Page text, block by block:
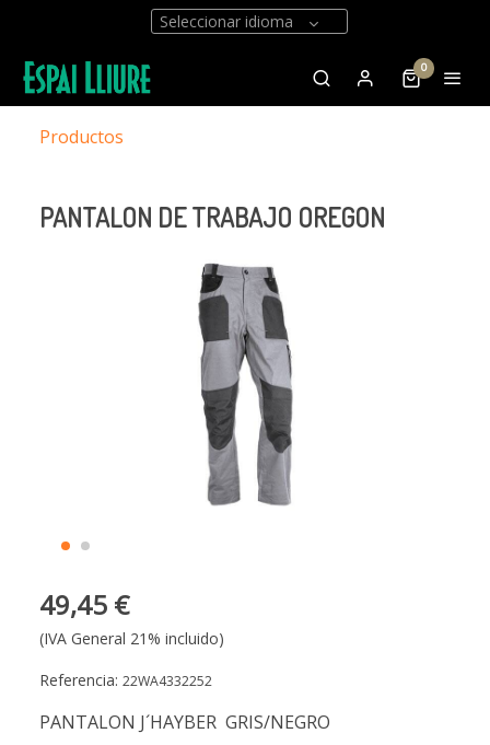
Seleccionar idioma
0
Productos
PANTALON DE TRABAJO OREGON
49,45 €
(IVA General 21% incluido)
Referencia: 22WA4332252
PANTALON J´HAYBER GRIS/NEGRO